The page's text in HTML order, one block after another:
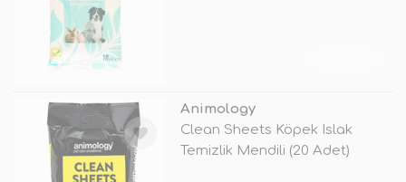
Animology
Clean Sheets Köpek Islak
Temizlik Mendili (20 Adet)